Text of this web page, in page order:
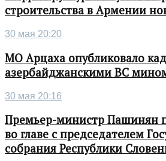
строительства в Армении
30 мая 20:20
МО Арцаха опубликовало
азербайджанскими ВС
30 мая 20:16
Премьер-министр Пашинян
во главе с председателем
собрания Республики